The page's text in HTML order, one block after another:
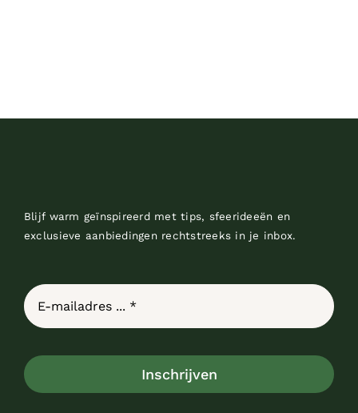
Blijf warm geïnspireerd met tips, sfeerideeën en
exclusieve aanbiedingen rechtstreeks in je inbox.
Inschrijven